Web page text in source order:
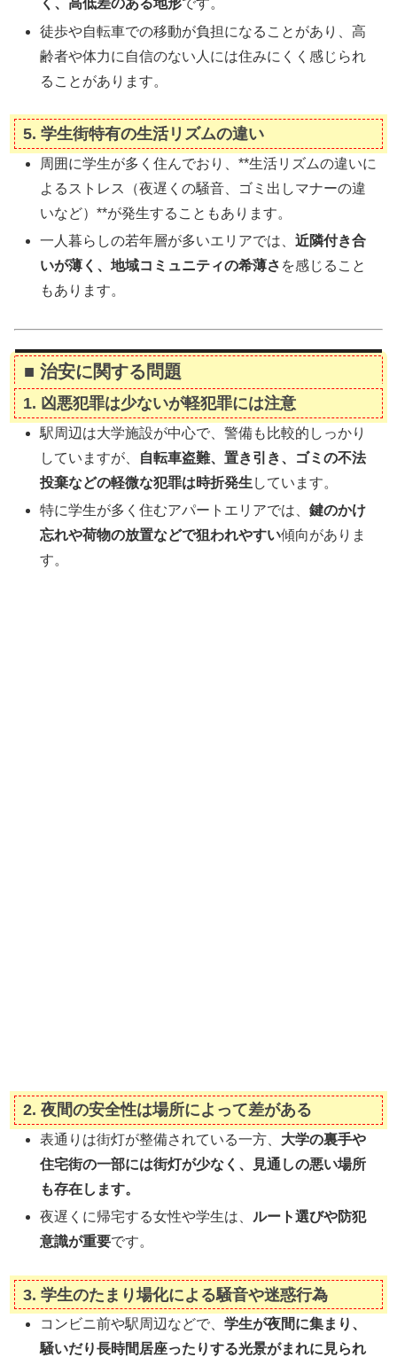
く、高低差のある地形です。
徒歩や自転車での移動が負担になることがあり、高
齢者や体力に自信のない人には住みにくく感じられ
ることがあります。
5. 学生街特有の生活リズムの違い
周囲に学生が多く住んでおり、**生活リズムの違いに
よるストレス（夜遅くの騒音、ゴミ出しマナーの違
いなど）**が発生することもあります。
一人暮らしの若年層が多いエリアでは、近隣付き合
いが薄く、地域コミュニティの希薄さ を感じること
もあります。
■ 治安に関する問題
1. 凶悪犯罪は少ないが軽犯罪には注意
駅周辺は大学施設が中心で、警備も比較的しっかり
していますが、
自転車盗難、置き引き、ゴミの不法
投棄などの軽微な犯罪は時折発生 しています。
特に学生が多く住むアパートエリアでは、鍵のかけ
忘れや荷物の放置などで狙われやすい傾向がありま
す。
2. 夜間の安全性は場所によって差がある
表通りは街灯が整備されている一方、 大学の裏手や
住宅街の一部には街灯が少なく、見通しの悪い場所
も存在します。
夜遅くに帰宅する女性や学生は、 ルート選びや防犯
意識が重要です。
3. 学生のたまり場化による騒音や迷惑行為
コンビニ前や駅周辺などで、学生が夜間に集まり、
騒いだり長時間居座ったりする光景がまれに見られ